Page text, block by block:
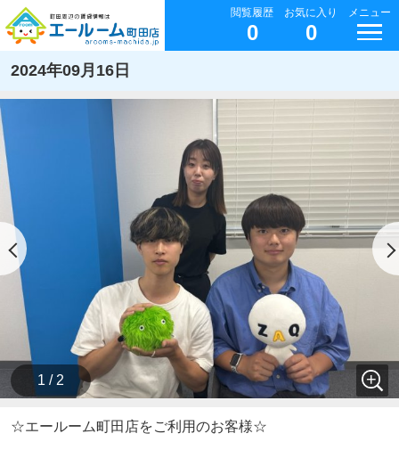
閲覧履歴
0
お気に入り
0
メニュー
2024年09月16日
1 / 2
☆エールーム町田店をご利用のお客様☆